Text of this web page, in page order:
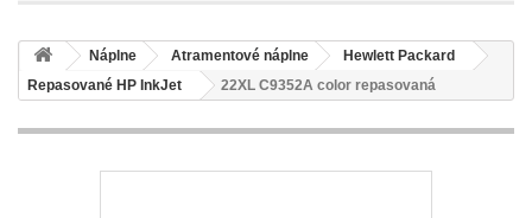
Náplne Atramentové náplne
Hewlett Packard
Repasované HP InkJet
22XL C9352A color repasovaná